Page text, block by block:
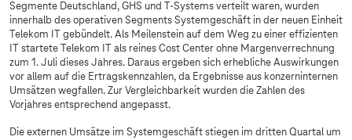
Segmente Deutschland, GHS und T-Systems verteilt waren, wurden
innerhalb des operativen Segments Systemgeschäft in der neuen Einheit
Telekom IT gebündelt. Als Meilenstein auf dem Weg zu einer effizienten
IT startete Telekom IT als reines Cost Center ohne Margenverrechnung
zum 1. Juli dieses Jahres. Daraus ergeben sich erhebliche Auswirkungen
vor allem auf die Ertragskennzahlen, da Ergebnisse aus konzerninternen
Umsätzen wegfallen. Zur Vergleichbarkeit wurden die Zahlen des
Vorjahres entsprechend angepasst.
Die externen Umsätze im Systemgeschäft stiegen im dritten Quartal um